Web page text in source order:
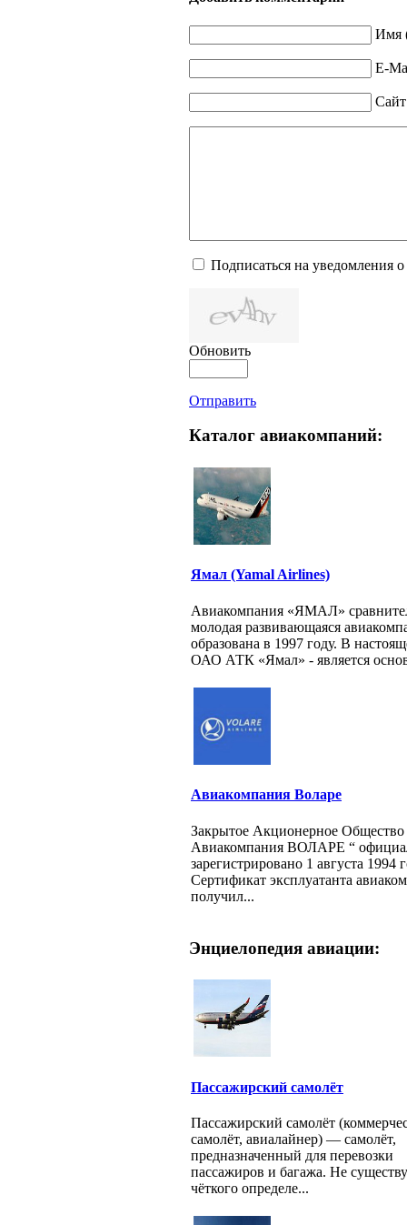
Имя
E-
Сайт
Подписаться на уведомления
Обновить
Отправить
Каталог авиакомпаний:
Ямал (Yamal Airlines)
Авиакомпания «ЯМАЛ»
молодая развивающаяся
образована в 1997 году. В
ОАО АТК «Ямал» - является
Авиакомпания Воларе
Закрытое Акционерное Общество
Авиакомпания ВОЛАРЕ “
зарегистрировано 1 августа 1994
Сертификат эксплуатанта
получил...
Энциелопедия авиации:
Пассажирский самолёт
Пассажирский самолёт
самолёт, авиалайнер) — самолёт,
предназначенный для перевозки
пассажиров и багажа. Не
чёткого определе...